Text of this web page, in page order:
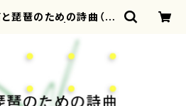
琵琶のための詩曲（篠